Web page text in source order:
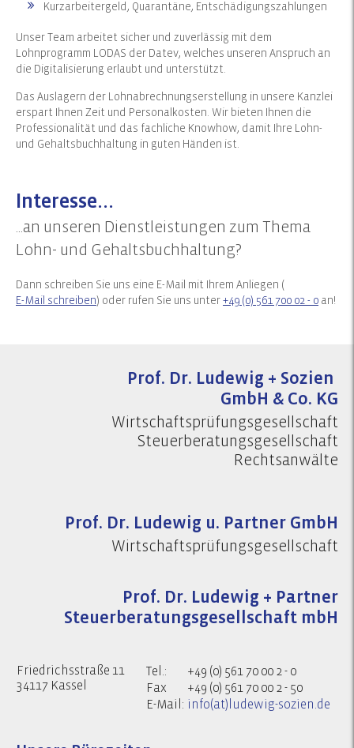
Kurzarbeitergeld, Quarantäne, Entschädigungszahlungen
Unser Team arbeitet sicher und zuverlässig mit dem
Lohnprogramm LODAS der Datev, welches unseren Anspruch an
die Digitalisierung erlaubt und unterstützt.
Das Auslagern der Lohnabrechnungserstellung in unsere Kanzlei
erspart Ihnen Zeit und Personalkosten. Wir bieten Ihnen die
Professionalität und das fachliche Knowhow, damit Ihre Lohn-
und Gehaltsbuchhaltung in guten Händen ist.
Interesse...
...an unseren Dienstleistungen zum Thema
Lohn- und Gehaltsbuchhaltung?
Dann schreiben Sie uns eine E-Mail mit Ihrem Anliegen (
E-Mail schreiben) oder rufen Sie uns unter+49 (0) 561 700 02 - 0 an!
Prof. Dr. Ludewig + Sozien
GmbH & Co. KG
Wirtschaftsprüfungsgesellschaft
Steuerberatungsgesellschaft
Rechtsanwälte
Prof. Dr. Ludewig u. Partner GmbH
Wirtschaftsprüfungsgesellschaft
Prof. Dr. Ludewig + Partner
Steuerberatungsgesellschaft mbH
Friedrichsstraße 11
34117 Kassel
Tel.:
+49 (0) 561 70 00 2 - 0
Fax
+49 (0) 561 70 00 2 - 50
E-Mail: info(at)ludewig-sozien.de